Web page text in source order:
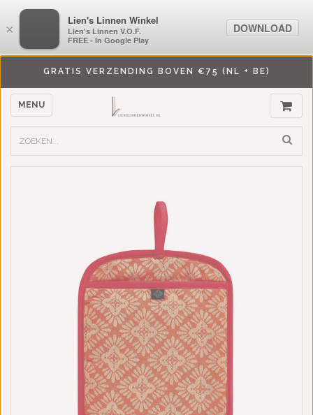
GRATIS VERZENDING BOVEN €75 (NL + BE)
MENU
×
LiensLinnenwinkel.nl
Lien's Linnen V.O.F.
FREE - In Google Play
DOWNLOAD
×
Lien's Linnen Winkel
Lien's Linnen V.O.F.
FREE - In Google Play
DOWNLOAD